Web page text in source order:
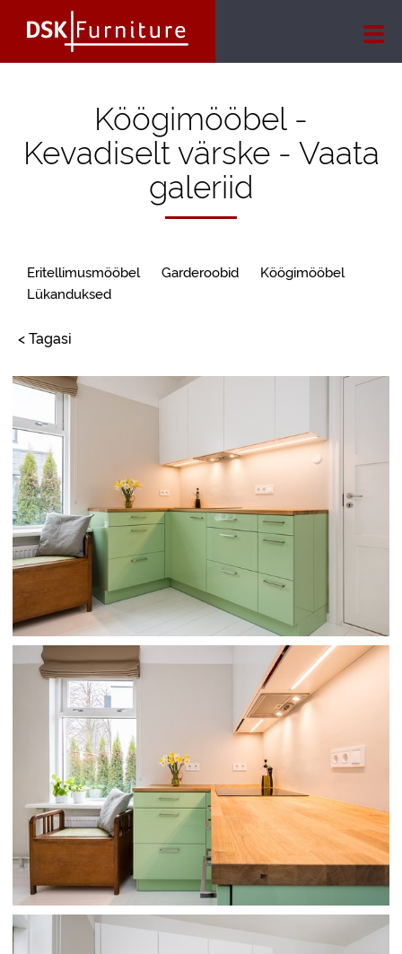
Köögimööbel -
Kevadiselt värske - Vaata
galeriid
Eritellimusmööbel Garderoobid
Köögimööbel
Lükanduksed
< Tagasi